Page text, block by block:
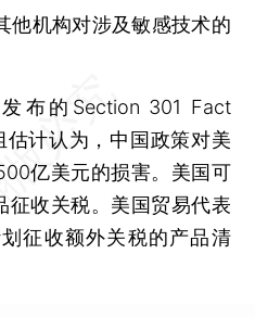
机构对涉及敏感技术的
的Section 301 Fact
计认为，中国政策对美
亿美元的损害。美国可
收关税。美国贸易代表
征收额外关税的产品清